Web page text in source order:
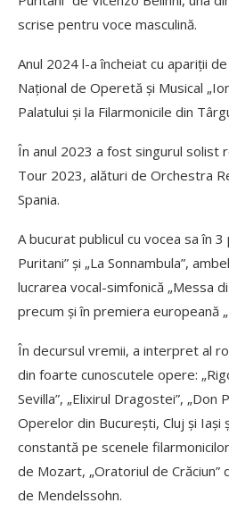
scrise pentru voce masculină.
Anul 2024 l-a încheiat cu apariţii
Naţional de Operetă şi Musical
Palatului şi la Filarmonicile din
În anul 2023 a fost singurul solist
Tour 2023, alături de Orchestra
Spania.
A bucurat publicul cu vocea sa în
Puritani” şi „La Sonnambula”,
lucrarea vocal-simfonică „Messa
precum şi în premiera europeană
În decursul vremii, a interpret al
din foarte cunoscutele opere:
Sevilla”, „Elixirul Dragostei”, „Don
Operelor din Bucureşti, Cluj şi Iaşi
constantă pe scenele
de Mozart, „Oratoriul de Crăciun”
de Mendelssohn.